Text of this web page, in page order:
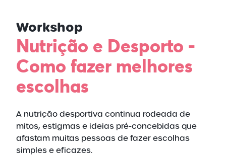
Workshop
Nutrição e Desporto -
Como fazer melhores
escolhas
A nutrição desportiva continua rodeada de
mitos, estigmas e ideias pré-concebidas que
afastam muitas pessoas de fazer escolhas
simples e eficazes.